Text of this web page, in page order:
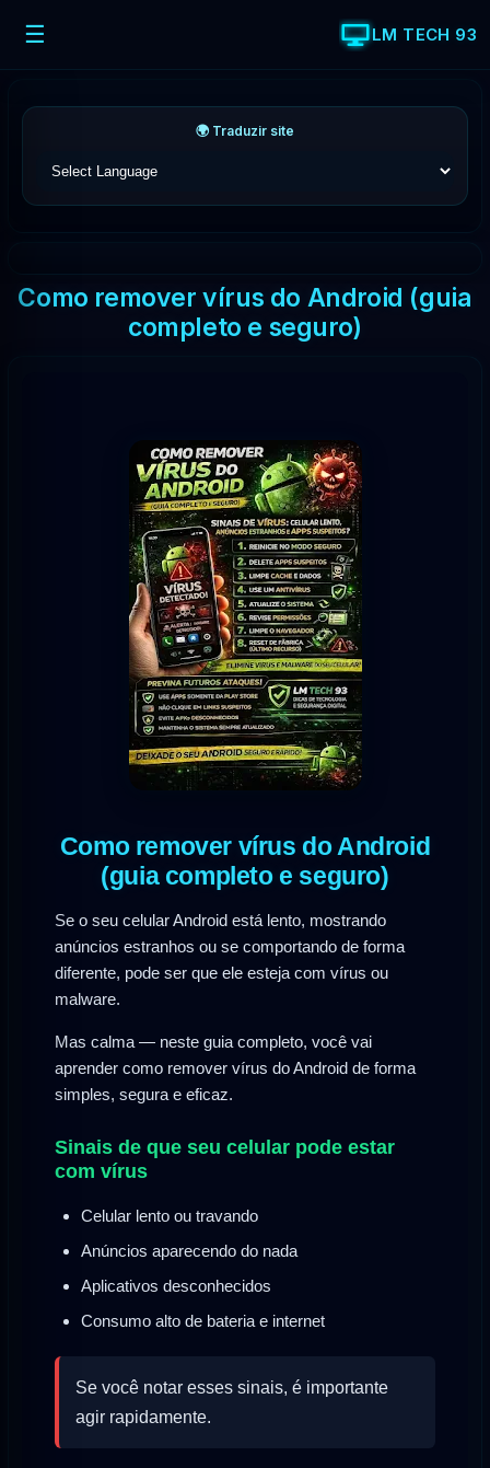
☰ LM TECH 93
🌍 Traduzir site
Como remover vírus do Android (guia
completo e seguro)
Como remover vírus do Android
(guia completo e seguro)
Se o seu celular Android está lento, mostrando
anúncios estranhos ou se comportando de forma
diferente, pode ser que ele esteja com vírus ou
malware.
Mas calma — neste guia completo, você vai
aprender como remover vírus do Android de forma
simples, segura e eficaz.
Sinais de que seu celular pode estar
com vírus
Celular lento ou travando
Anúncios aparecendo do nada
Aplicativos desconhecidos
Consumo alto de bateria e internet
Se você notar esses sinais, é importante
agir rapidamente.